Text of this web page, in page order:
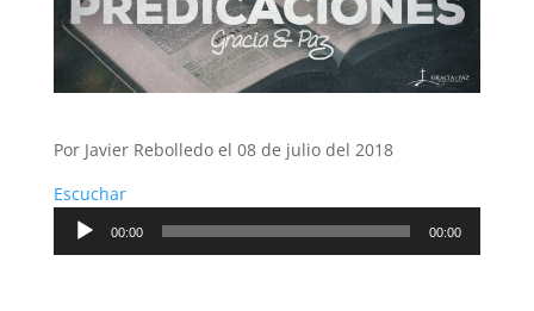
Por Javier Rebolledo el 08 de julio del 2018
Escuchar
Reproductor
00:00 00:00